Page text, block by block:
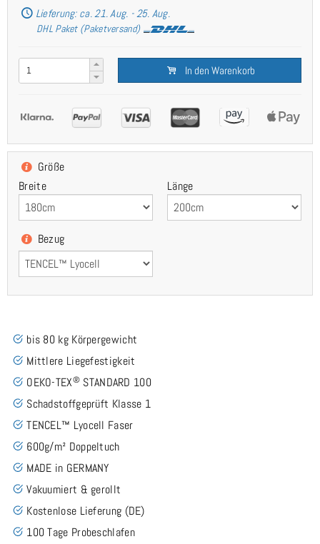
Lieferung: ca. 21. Aug. - 25. Aug.
DHL Paket (Paketversand)
In den Warenkorb
Größe
Breite
Länge
Bezug
bis 80 kg Körpergewicht
Mittlere Liegefestigkeit
OEKO-TEX® STANDARD 100
Schadstoffgeprüft Klasse 1
TENCEL™ Lyocell Faser
600g/m² Doppeltuch
MADE in GERMANY
Vakuumiert & gerollt
Kostenlose Lieferung (DE)
100 Tage Probeschlafen